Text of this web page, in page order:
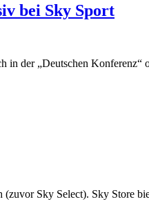
bei Sky Sport
der „Deutschen Konferenz“
Sky Select). Sky Store